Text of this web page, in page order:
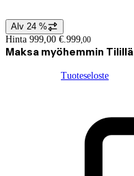
Hintatiedot
Alv 24 %
Hinta 999,00 €. 999,00
Maksa myöhemmin Tilillä
Tuoteseloste